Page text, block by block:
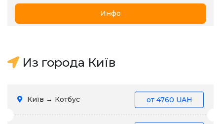
Инфо
Из города Київ
Київ → Котбус от 4760 UAH